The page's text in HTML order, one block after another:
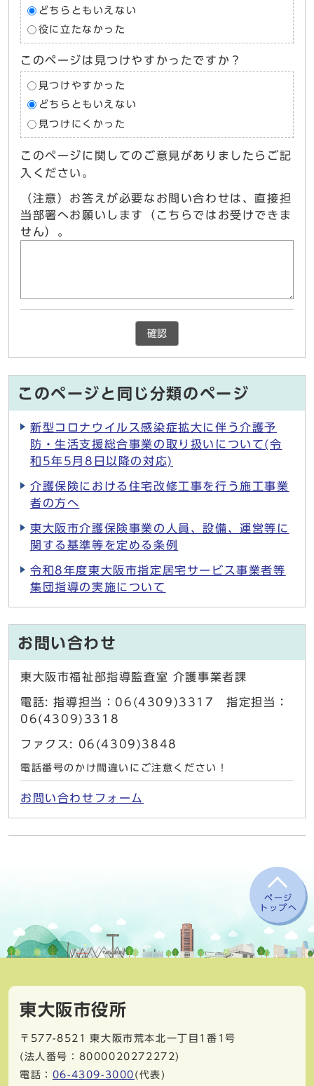
どちらともいえない
役に立たなかった
このページは見つけやすかったですか？
見つけやすかった
どちらともいえない
見つけにくかった
このページに関してのご意見がありましたらご記
入ください。
（注意）お答えが必要なお問い合わせは、直接担
当部署へお願いします（こちらではお受けできま
せん）。
確認
このページと同じ分類のページ
新型コロナウイルス感染症拡大に伴う介護予
防・生活支援総合事業の取り扱いについて(令
和5年5月8日以降の対応)
介護保険における住宅改修工事を行う施工事業
者の方へ
東大阪市介護保険事業の人員、設備、運営等に
関する基準等を定める条例
令和8年度東大阪市指定居宅サービス事業者等
集団指導の実施について
お問い合わせ
東大阪市福祉部指導監査室 介護事業者課
電話: 指導担当：06(4309)3317 指定担当：
06(4309)3318
ファクス: 06(4309)3848
電話番号のかけ間違いにご注意ください！
お問い合わせフォーム
ページ
トップへ
東大阪市役所
〒577-8521
東大阪市荒本北一丁目1番1号
(法人番号：8000020272272)
電話： 06-4309-3000 (代表)